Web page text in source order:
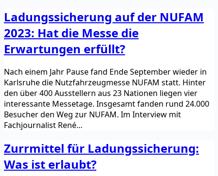
Ladungssicherung auf der NUFAM
2023: Hat die Messe die
Erwartungen erfüllt?
Nach einem Jahr Pause fand Ende September wieder in
Karlsruhe die Nutzfahrzeugmesse NUFAM statt. Hinter
den über 400 Ausstellern aus 23 Nationen liegen vier
interessante Messetage. Insgesamt fanden rund 24.000
Besucher den Weg zur NUFAM. Im Interview mit
Fachjournalist René…
Zurrmittel für Ladungssicherung:
Was ist erlaubt?